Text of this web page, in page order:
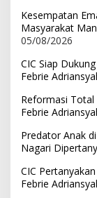
Kesempatan
Masyarakat
05/08/2026
CIC Siap
Febrie
Reformasi Total
Febrie
Predator Anak
Nagari
CIC
Febrie